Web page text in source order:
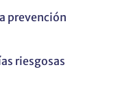
prevención
riesgosas